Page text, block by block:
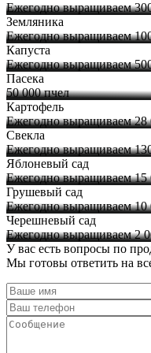
Ежегодно выращиваем
Земляника
Ежегодно выращиваем
Капуста
Ежегодно выращиваем
Пасека
50 000 пчел
Картофель
Ежегодно выращиваем 28
Свекла
Ежегодно выращиваем
Яблоневый сад
Ежегодно выращиваем 15
Грушевый сад
Ежегодно выращиваем 10
Черешневый сад
Ежегодно выращиваем 2
У вас есть вопросы по
Мы готовы ответить на